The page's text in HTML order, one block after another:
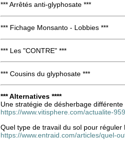
*** Arrêtés anti-glyphosate ***
*** Fichage Monsanto - Lobbies ***
*** Les "CONTRE" ***
*** Cousins du glyphosate ***
*** Alternatives ****
Une stratégie de désherbage
https://www.vitisphere.com/actualite-
Quel type de travail du sol pour
https://www.entraid.com/articles/quel-